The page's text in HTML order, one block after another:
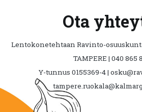
Ota
Lentokonetehtaan Ravinto-
TAMPERE | 040 865
Y-tunnus 0155369-4 |